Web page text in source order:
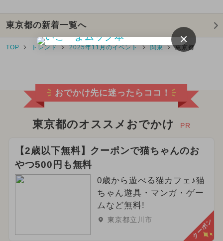
東京都の新着一覧へ
TOP トレンド 2025年11月のイベント 関東 東京都
おでかけ先に迷ったらココ！
東京都のオススメおでかけ PR
【2歳以下無料】クーポンで猫ちゃんのお
やつ500円も無料
0歳から遊べる猫カフェ♪猫
ちゃん遊具・マンガ・ゲー
ムなど無料!
東京都立川市 クーポン
×